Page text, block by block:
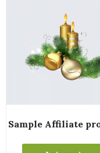
Sample Affiliate